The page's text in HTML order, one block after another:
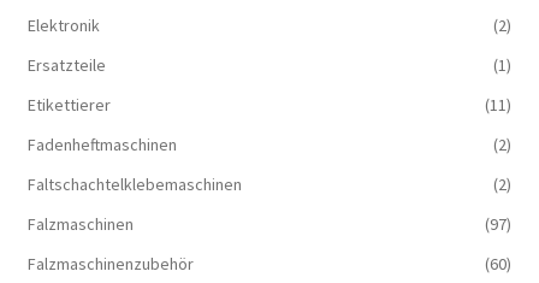
Elektronik
(2)
Ersatzteile
(1)
Etikettierer
(11)
Fadenheftmaschinen
(2)
Faltschachtelklebemaschinen
(2)
Falzmaschinen
(97)
Falzmaschinenzubehör
(60)